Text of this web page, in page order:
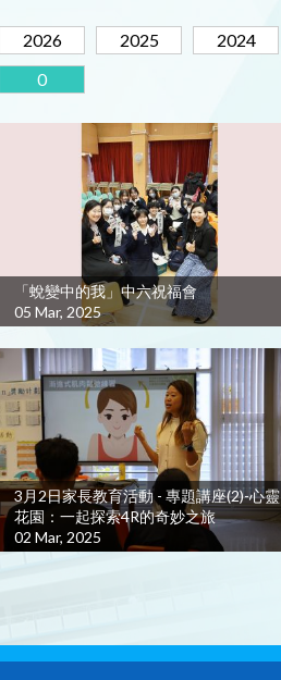
2026 2025 2024
0
「蛻變中的我」中六祝福會
05 Mar, 2025
3月2日家長教育活動 - 專題講座(2)-心靈
花園：一起探索4R的奇妙之旅
02 Mar, 2025